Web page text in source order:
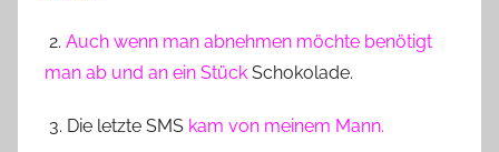
2. Auch wenn man abnehmen möchte benötigt
man ab und an ein Stück Schokolade.
3. Die letzte SMS kam von meinem Mann.